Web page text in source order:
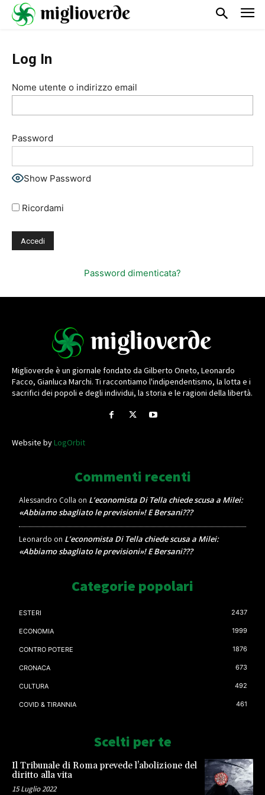
Log In
Nome utente o indirizzo email
Password
Show Password
Ricordami
Password dimenticata?
Miglioverde è un giornale fondato da Gilberto Oneto, Leonardo
Facco, Gianluca Marchi. Ti raccontiamo l'indipendentismo, la lotta e i
sacrifici dei popoli e degli individui, la storia e le ragioni della libertà.
Website byLogOrbit
Commenti recenti
Alessandro Colla on L’economista Di Tella chiede scusa a Milei:
«Abbiamo sbagliato le previsioni»! E Bersani???
Leonardo on L’economista Di Tella chiede scusa a Milei:
«Abbiamo sbagliato le previsioni»! E Bersani???
Categorie popolari
ESTERI 2437
ECONOMIA 1999
CONTRO POTERE 1876
CRONACA 673
CULTURA 492
COVID & TIRANNIA 461
Scelti per te
Il Tribunale di Roma prevede l’abolizione del
diritto alla vita
15 Luglio 2022